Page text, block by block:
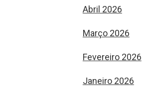
Abril 2026
Março 2026
Fevereiro 2026
Janeiro 2026